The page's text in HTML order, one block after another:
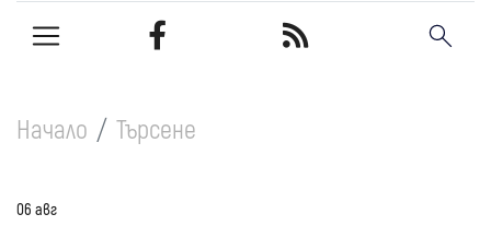
Начало Търсене
06 авг